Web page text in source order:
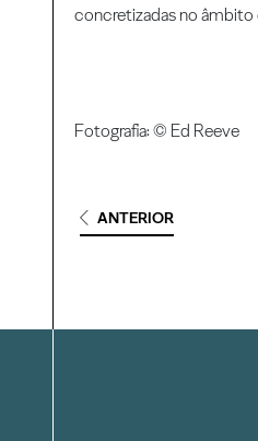
concretizadas no
Fotografia: © Ed Reeve
ANTERIOR